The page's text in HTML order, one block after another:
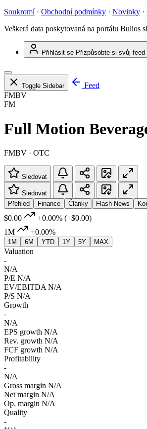
Soukromí · Obchodní podmínky · Novinky ·
Veškerá data poskytovaná na portálu Bulios
Přihlásit se Přizpůsobte si svůj feed
Toggle Sidebar
Feed
FMBV
FM
Full Motion
FMBV · OTC
Sledovat
Sledovat
Přehled
Finance Články Flash News
$0.00 +0.00% (+$0.00)
1M
+0.00%
1M 6M YTD 1Y 5Y MAX
Valuation
-
N/A
P/E N/A
EV/EBITDA N/A
P/S N/A
Growth
-
N/A
EPS growth N/A
Rev. growth N/A
FCF growth N/A
Profitability
-
N/A
Gross margin N/A
Net margin N/A
Op. margin N/A
Quality
-